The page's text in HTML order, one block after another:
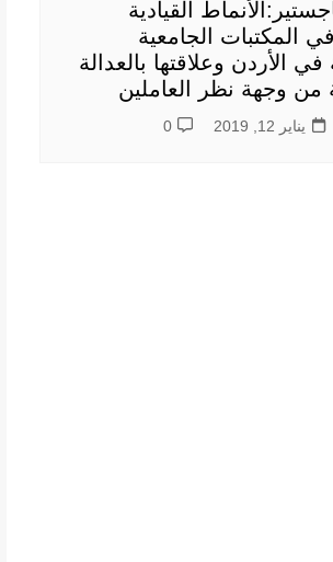
القيادية
المكتبات الجامعية
في الأردن وعلاقتها بالعدالة
من وجهة نظر العاملين
يناير 12, 2019 0